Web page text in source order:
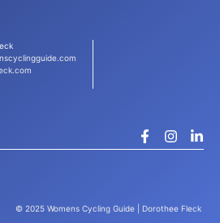
© 2025 Womens Cycling Guide | Dorothee Fleck